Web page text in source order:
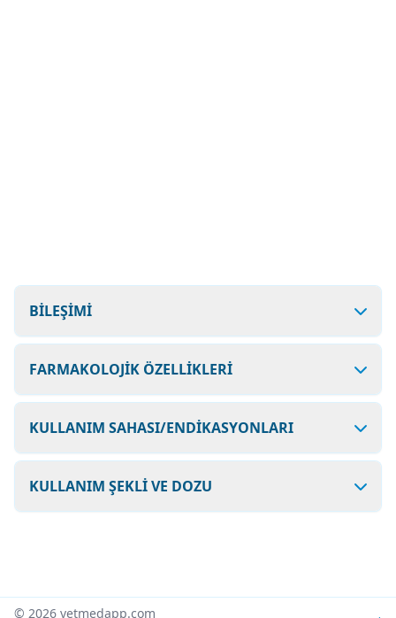
BİLEŞİMİ
FARMAKOLOJİK ÖZELLİKLERİ
KULLANIM SAHASI/ENDİKASYONLARI
KULLANIM ŞEKLİ VE DOZU
© 2026 vetmedapp.com